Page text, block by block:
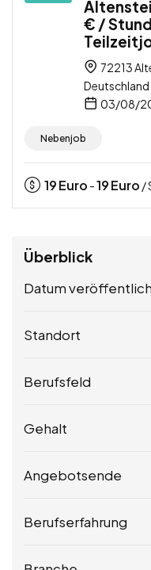
€ /
72213
Deutschland
03/08/
Nebenjob
19Euro -19Euro /
Überblick
Datum
Standort
Berufsfeld
Gehalt
Angebotsende
Berufserfahrung